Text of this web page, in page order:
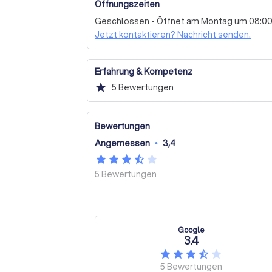
Wir laden Sie ein, sich selbst ein Bild von
machen. Kontaktieren Sie uns noch heute,
freuen uns darauf, Sie bei Ihren
Öffnungszeiten
Geschlossen - Öffnet am Montag um 08:00
Jetzt kontaktieren? Nachricht senden.
Erfahrung & Kompetenz
star 5 Bewertungen
Bewertungen
Angemessen • 3,4
5 Bewertungen
Google
3.4
5 Bewertungen